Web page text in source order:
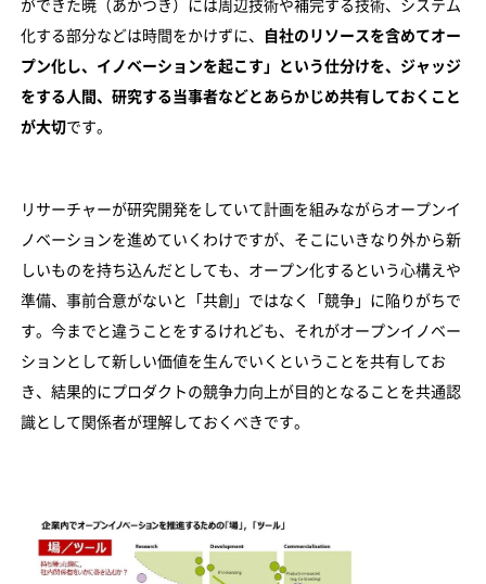
ができた暁（あかつき）には周辺技術や補完する技術、システム
化する部分などは時間をかけずに、
自社のリソースを含めてオー
プン化し、イノベーションを起こす」という仕分けを、ジャッジ
をする人間、研究する当事者などとあらかじめ共有しておくこと
が大切です。
リサーチャーが研究開発をしていて計画を組みながらオープンイ
ノベーションを進めていくわけですが、そこにいきなり外から新
しいものを持ち込んだとしても、オープン化するという心構えや
準備、事前合意がないと「共創」ではなく「競争」に陥りがちで
す。今までと違うことをするけれども、それがオープンイノベー
ションとして新しい価値を生んでいくということを共有してお
き、結果的にプロダクトの競争力向上が目的となることを共通認
識として関係者が理解しておくべきです。